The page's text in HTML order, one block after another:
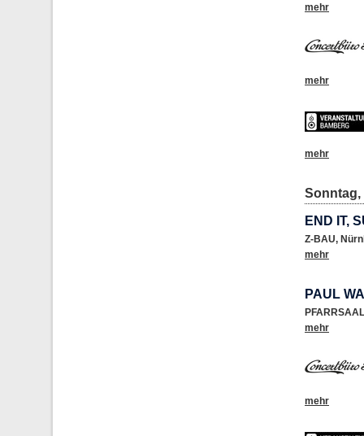
mehr
mehr
mehr
Sonntag,
END IT,
Z-BAU,
mehr
PAUL
mehr
mehr